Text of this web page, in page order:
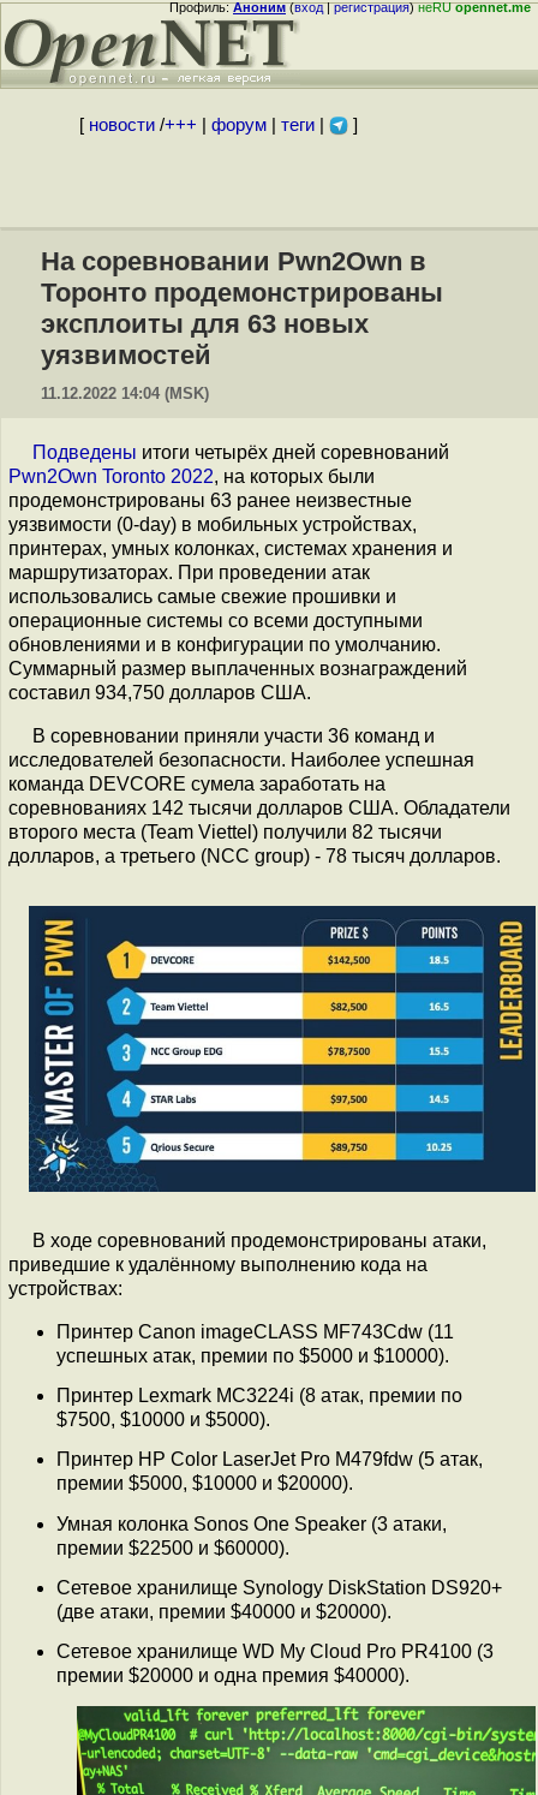
Профиль:Аноним(вход|регистрация)неRUopennet.me
[ новости/+++ форум| теги| ]
На соревновании Pwn2Own в
Торонто продемонстрированы
эксплоиты для 63 новых
уязвимостей
11.12.2022 14:04 (MSK)
Подведены итоги четырёх дней соревнований
Pwn2Own Toronto 2022, на которых были
продемонстрированы 63 ранее неизвестные
уязвимости (0-day) в мобильных устройствах,
принтерах, умных колонках, системах хранения и
маршрутизаторах. При проведении атак
использовались самые свежие прошивки и
операционные системы со всеми доступными
обновлениями и в конфигурации по умолчанию.
Суммарный размер выплаченных вознаграждений
составил 934,750 долларов США.
В соревновании приняли участи 36 команд и
исследователей безопасности. Наиболее успешная
команда DEVCORE сумела заработать на
соревнованиях 142 тысячи долларов США. Обладатели
второго места (Team Viettel) получили 82 тысячи
долларов, а третьего (NCC group) - 78 тысяч долларов.
В ходе соревнований продемонстрированы атаки,
приведшие к удалённому выполнению кода на
устройствах:
Принтер Canon imageCLASS MF743Cdw (11
успешных атак, премии по $5000 и $10000).
Принтер Lexmark MC3224i (8 атак, премии по
$7500, $10000 и $5000).
Принтер HP Color LaserJet Pro M479fdw (5 атак,
премии $5000, $10000 и $20000).
Умная колонка Sonos One Speaker (3 атаки,
премии $22500 и $60000).
Сетевое хранилище Synology DiskStation DS920+
(две атаки, премии $40000 и $20000).
Сетевое хранилище WD My Cloud Pro PR4100 (3
премии $20000 и одна премия $40000).